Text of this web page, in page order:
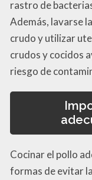
rastro de
Además, lavarse
crudo y utilizar
crudos y cocidos
riesgo de
Cocinar el pollo
formas de evitar